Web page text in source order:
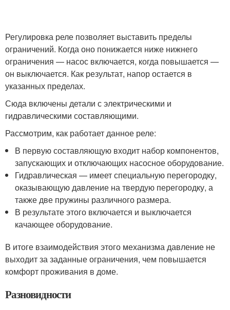
Регулировка реле позволяет выставить пределы
ограничений. Когда оно понижается ниже нижнего
ограничения — насос включается, когда повышается —
он выключается. Как результат, напор остается в
указанных пределах.
Сюда включены детали с электрическими и
гидравлическими составляющими.
Рассмотрим, как работает данное реле:
В первую составляющую входит набор компонентов,
запускающих и отключающих насосное оборудование.
Гидравлическая — имеет специальную перегородку,
оказывающую давление на твердую перегородку, а
также две пружины различного размера.
В результате этого включается и выключается
качающее оборудование.
В итоге взаимодействия этого механизма давление не
выходит за заданные ограничения, чем повышается
комфорт проживания в доме.
Разновидности